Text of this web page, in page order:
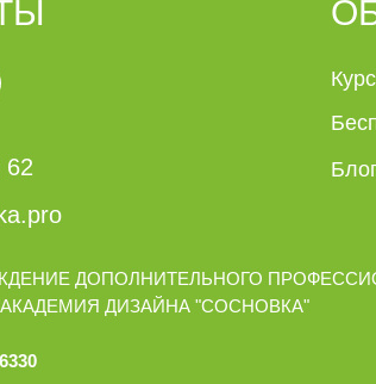
62
ДОПОЛНИТЕЛЬНОГО
ДИЗАЙНА "СОСНОВКА"
Блог